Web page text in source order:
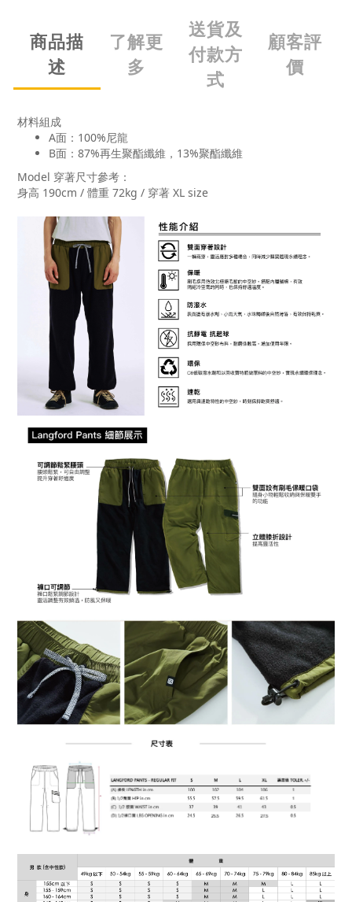
商品描
述
了解更
多
送貨及
付款方
式
顧客評
價
材料組成
A面：100%尼龍
B面：87%再生聚酯纖維，13%聚酯纖維
Model 穿著尺寸參考：
身高 190cm / 體重 72kg / 穿著 XL size